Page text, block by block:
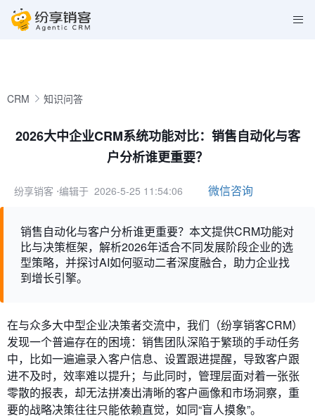
CRM 知识问答
2026大中企业CRM系统功能对比：销售自动化与客
户分析谁更重要？
纷享销客 ⋅编辑于 2026-5-25 11:54:06 微信咨询
销售自动化与客户分析谁更重要？本文提供CRM功能对
比与决策框架，解析2026年适合不同发展阶段企业的选
型策略，并探讨AI如何驱动二者深度融合，助力企业找
到增长引擎。
在与众多大中型企业决策者交流中，我们（纷享销客CRM）
发现一个普遍存在的困境：销售团队深陷于繁琐的手动任务
中，比如一遍遍录入客户信息、设置跟进提醒，导致客户跟
进不及时，效率难以提升；与此同时，管理层面对着一张张
零散的报表，却无法拼凑出清晰的客户画像和市场洞察，重
要的战略决策往往只能依赖直觉，如同“盲人摸象”。